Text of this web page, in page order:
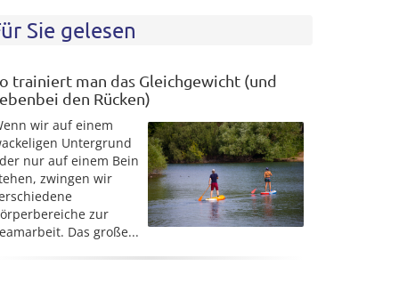
Sie gelesen
trainiert man das Gleichgewicht (und
den Rücken)
wir auf einem
Untergrund
nur auf einem Bein
zwingen wir
zur
Das große...